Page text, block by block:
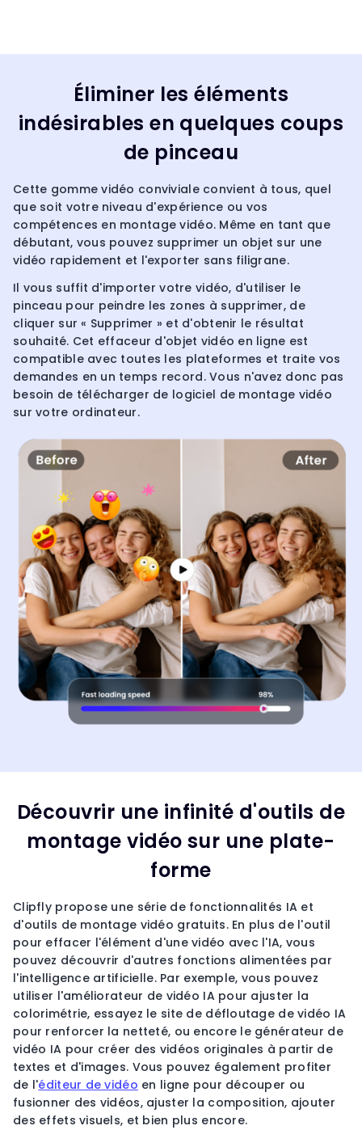
Éliminer les éléments
indésirables en quelques coups
de pinceau
Cette gomme vidéo conviviale convient à tous, quel
que soit votre niveau d'expérience ou vos
compétences en montage vidéo. Même en tant que
débutant, vous pouvez supprimer un objet sur une
vidéo rapidement et l'exporter sans filigrane.
Il vous suffit d'importer votre vidéo, d'utiliser le
pinceau pour peindre les zones à supprimer, de
cliquer sur « Supprimer » et d'obtenir le résultat
souhaité. Cet effaceur d'objet vidéo en ligne est
compatible avec toutes les plateformes et traite vos
demandes en un temps record. Vous n'avez donc pas
besoin de télécharger de logiciel de montage vidéo
sur votre ordinateur.
Découvrir une infinité d'outils de
montage vidéo sur une plate-
forme
Clipfly propose une série de fonctionnalités IA et
d'outils de montage vidéo gratuits. En plus de l'outil
pour effacer l'élément d'une vidéo avec l'IA, vous
pouvez découvrir d'autres fonctions alimentées par
l'intelligence artificielle. Par exemple, vous pouvez
utiliser l'améliorateur de vidéo IA pour ajuster la
colorimétrie, essayez le site de défloutage de vidéo IA
pour renforcer la netteté, ou encore le générateur de
vidéo IA pour créer des vidéos originales à partir de
textes et d'images. Vous pouvez également profiter
de l'éditeur de vidéo en ligne pour découper ou
fusionner des vidéos, ajuster la composition, ajouter
des effets visuels, et bien plus encore.